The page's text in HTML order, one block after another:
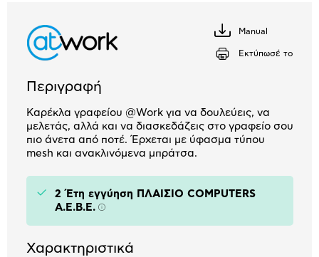
Κατέβασέ
το
Manual
Εκτύπωσέ το
Περιγραφή
Καρέκλα γραφείου @Work για να δουλεύεις, να
μελετάς, αλλά και να διασκεδάζεις στο γραφείο σου
πιο άνετα από ποτέ. Έρχεται με ύφασμα τύπου
mesh και ανακλινόμενα μπράτσα.
2 Έτη εγγύηση ΠΛΑΙΣΙΟ COMPUTERS
A.E.B.E. Πληροφορίες
Χαρακτηριστικά